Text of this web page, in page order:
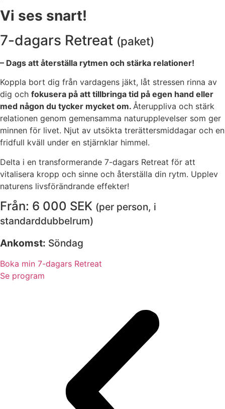
Vi ses snart!
7-dagars Retreat (paket)
– Dags att återställa rytmen och stärka relationer!
Koppla bort dig från vardagens jäkt, låt stressen rinna av
dig och fokusera på att tillbringa tid på egen hand eller
med någon du tycker mycket om. Återuppliva och stärk
relationen genom gemensamma naturupplevelser som ger
minnen för livet. Njut av utsökta trerättersmiddagar och en
fridfull kväll under en stjärnklar himmel.
Delta i en transformerande 7-dagars Retreat för att
vitalisera kropp och sinne och återställa din rytm. Upplev
naturens livsförändrande effekter!
Från: 6 000 SEK (per person, i
standarddubbelrum)
Ankomst: Söndag
Boka min 7-dagars Retreat
Se program